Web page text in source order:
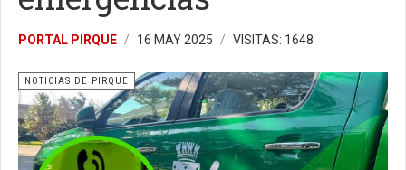
PORTAL PIRQUE 16 MAY 2025 VISITAS: 1648
NOTICIAS DE PIRQUE